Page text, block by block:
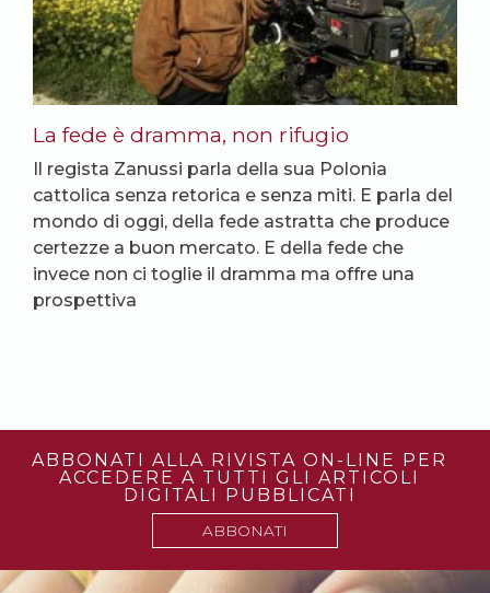
La fede è dramma, non rifugio
Il regista Zanussi parla della sua Polonia
cattolica senza retorica e senza miti. E parla del
mondo di oggi, della fede astratta che produce
certezze a buon mercato. E della fede che
invece non ci toglie il dramma ma offre una
prospettiva
ABBONATI ALLA RIVISTA ON-LINE PER
ACCEDERE A TUTTI GLI ARTICOLI
DIGITALI PUBBLICATI
ABBONATI